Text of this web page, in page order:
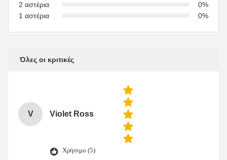
2 αστέρια
0%
1 αστέρια
0%
Όλες οι κριτικές
V Violet Ross
Χρήσιμο (5)